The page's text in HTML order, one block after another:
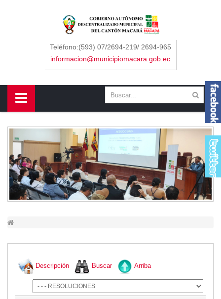
Teléfono:(593) 07/2694-219/ 2694-965
informacion@municipiomacara.gob.ec
Descripción Buscar Arriba
Sidebar Menu
Concejo
Departamentos
Contáctenos
Macará
Cantón
Himno a Macará
Símbolos Patrios
Gastronomía
Parques
Petroglifos
Numbiaranga
Plan de Desarrollo Turístico